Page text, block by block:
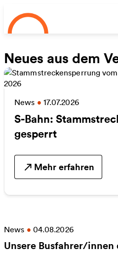
Zum Hauptinhalt springen
Neues aus dem
News • 17.07.2026
S-Bahn:
gesperrt
Mehr erfahren
News • 04.08.2026
Unsere Busfahrer/innen